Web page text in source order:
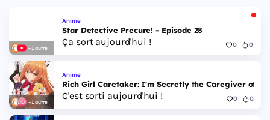
+1 autre
Anime
Star Detective Precure! - Episode 28
Ça sort aujourd'hui ! 0 0
+1 autre
Anime
Rich Girl Caretaker: I'm Secretly the Caregiver of
C'est sorti aujourd'hui ! 0 0